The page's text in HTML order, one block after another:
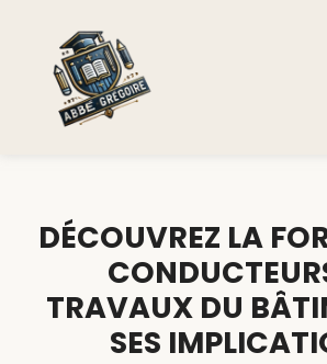
DÉCOUVREZ LA
TRAVAUX DU
SES